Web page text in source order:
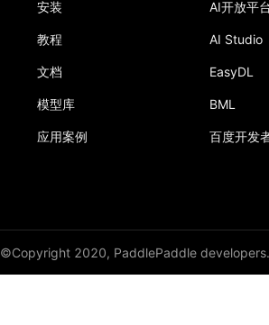
安装
教程
文档
模型库
应用案例
AI开放平
AI Studio
EasyDL
BML
百度开发
©Copyright 2020, PaddlePaddle developers.